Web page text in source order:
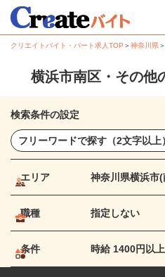
クリエイトバイト・パート求人TOP ＞神奈川県＞
横浜市南区・その他
検索条件の設定
エリア 神奈川県横浜市(
職種 指定しない
条件 時給 1400円以上